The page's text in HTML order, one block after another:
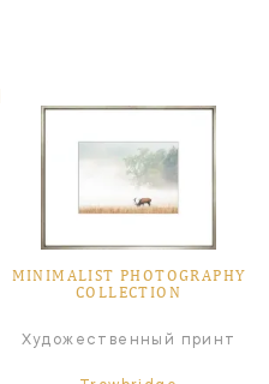
MINIMALIST PHOTOGRAPHY
COLLECTION
Художественный принт